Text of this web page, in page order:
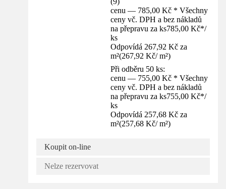
cenu — 785,00 Kč * Všechny
ceny vč. DPH a bez nákladů
na přepravu za ks785,00 Kč*/
ks
Odpovídá 267,92 Kč za
m²(267,92 Kč/ m²)
Při odběru 50 ks:
cenu — 755,00 Kč * Všechny
ceny vč. DPH a bez nákladů
na přepravu za ks755,00 Kč*/
ks
Odpovídá 257,68 Kč za
m²(257,68 Kč/ m²)
Koupit on-line
Nelze rezervovat